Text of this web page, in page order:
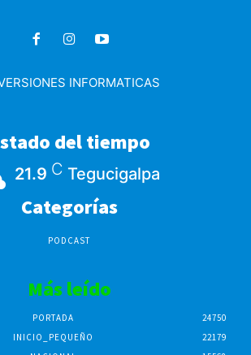
INFORMATICAS
del tiempo
21.9 C Tegucigalpa
Categorías
PODCAST
Más leído
PORTADA
24750
INICIO_PEQUEÑO
22179